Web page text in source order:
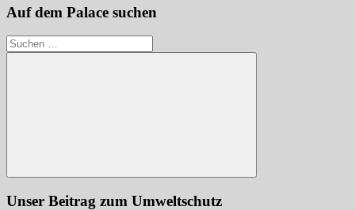
Auf dem Palace suchen
Suchen
nach:
Suchen
Unser Beitrag zum Umweltschutz